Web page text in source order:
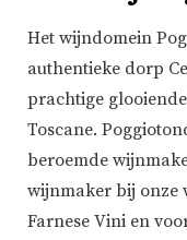
Het wijndomein
authentieke dorp
prachtige
Toscane.
beroemde
wijnmaker bij onze
Farnese Vini en